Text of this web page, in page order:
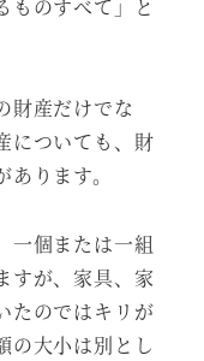
ものすべて」と
財産だけでな
についても、財
ります。
一個または一組
すが、家具、家
たのではキリが
の大小は別とし